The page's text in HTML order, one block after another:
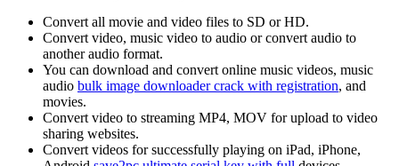
Convert all movie and video files to SD or HD.
Convert video, music video to audio or convert audio to
another audio format.
You can download and convert online music videos, music
audio bulk image downloader crack with registration, and
movies.
Convert video to streaming MP4, MOV for upload to video
sharing websites.
Convert videos for successfully playing on iPad, iPhone,